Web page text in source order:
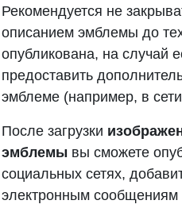
Рекомендуется не
описанием эмблемы до
опубликована, на случай
предоставить
эмблеме (например, в
После загрузки
эмблемы вы сможете
социальных сетях,
электронным сообщениям